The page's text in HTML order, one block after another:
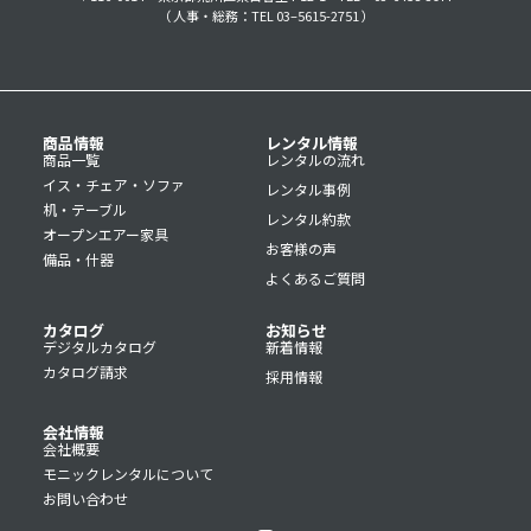
（ 人事・総務：TEL 03–5615-2751 ）
商品情報
商品一覧
イス・チェア・ソファ
机・テーブル
オープンエアー家具
備品・什器
レンタル情報
レンタルの流れ
レンタル事例
レンタル約款
お客様の声
よくあるご質問
カタログ
デジタルカタログ
カタログ請求
お知らせ
新着情報
採用情報
会社情報
会社概要
モニックレンタルについて
お問い合わせ